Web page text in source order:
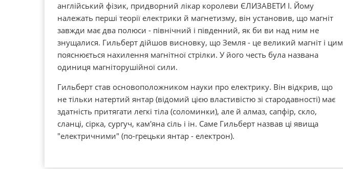
англійський фізик, придворний лікар королеви ЄЛИЗАВЕТИ I. Йому
належать перші теорії електрики й магнетизму, він установив, що магніт
завжди має два полюси - північний і південний, як би ви над ним не
знущалися. Гильберт дійшов висновку, що Земля - це великий магніт і цим
пояснюється нахилення магнітної стрілки. У його честь була названа
одиниця магніторушійної сили.
Гильберт став основоположником науки про електрику. Він відкрив, що
не тільки натертий янтар (відомий цією властивістю зі стародавності) має
здатність притягати легкі тіла (соломинки), але й алмаз, сапфір, скло,
сланці, сірка, сургуч, кам'яна сіль і ін. Саме Гильберт назвав ці явища
"електричними" (по-грецьки янтар - електрон).